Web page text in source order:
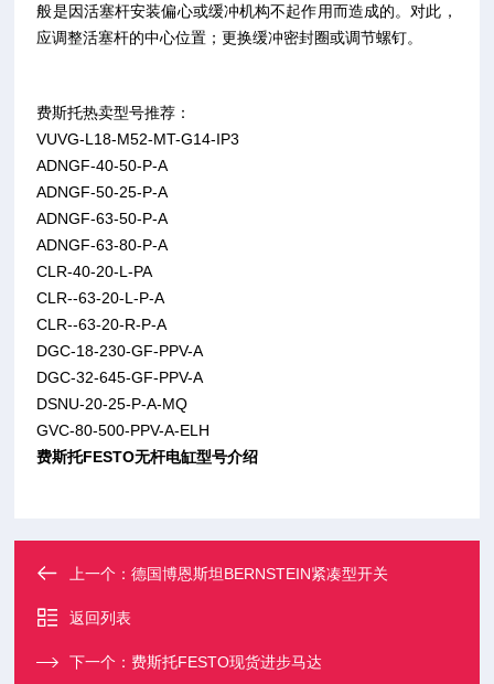
般是因活塞杆安装偏心或缓冲机构不起作用而造成的。对此，
应调整活塞杆的中心位置；更换缓冲密封圈或调节螺钉。
费斯托热卖型号推荐：
VUVG-L18-M52-MT-G14-IP3
ADNGF-40-50-P-A
ADNGF-50-25-P-A
ADNGF-63-50-P-A
ADNGF-63-80-P-A
CLR-40-20-L-PA
CLR--63-20-L-P-A
CLR--63-20-R-P-A
DGC-18-230-GF-PPV-A
DGC-32-645-GF-PPV-A
DSNU-20-25-P-A-MQ
GVC-80-500-PPV-A-ELH
费斯托FESTO无杆电缸型号介绍
上一个：德国博恩斯坦BERNSTEIN紧凑型开关
返回列表
下一个： 费斯托FESTO现货进步马达